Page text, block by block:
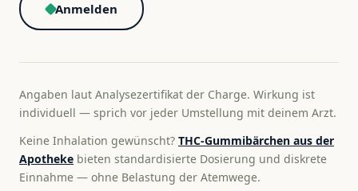
Anmelden
Angaben laut Analysezertifikat der Charge. Wirkung ist
individuell — sprich vor jeder Umstellung mit deinem Arzt.
Keine Inhalation gewünscht? THC-Gummibärchen aus der
Apotheke bieten standardisierte Dosierung und diskrete
Einnahme — ohne Belastung der Atemwege.